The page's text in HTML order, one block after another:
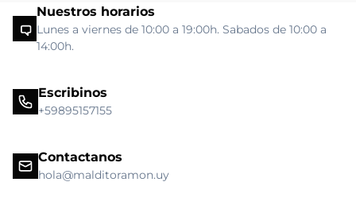
Nuestros horarios
Lunes a viernes de 10:00 a 19:00h. Sabados de 10:00 a
14:00h.
Escribinos
+59895157155
Contactanos
hola@malditoramon.uy